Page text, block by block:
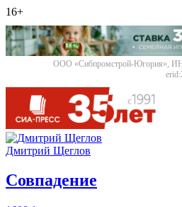
16+
ООО «Сибпромстрой-Югория»,
Дмитрий Щеглов
​Совпадение